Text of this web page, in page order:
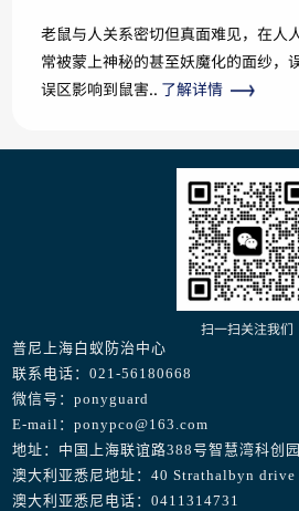
老鼠与人关系密切但真面难见，在人
常被蒙上神秘的甚至妖魔化的面纱，
误区影响到鼠害.. 了解详情
扫一扫关注我们
普尼上海白蚁防治中心
联系电话：021-56180668
微信号：ponyguard
E-mail：ponypco@163.com
地址：中国上海联谊路388号智慧湾科创
澳大利亚悉尼地址：40 Strathalbyn drive
澳大利亚悉尼电话：0411314731